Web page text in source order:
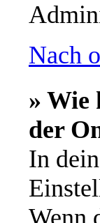
Nach
» Wie
der
In
Wenn